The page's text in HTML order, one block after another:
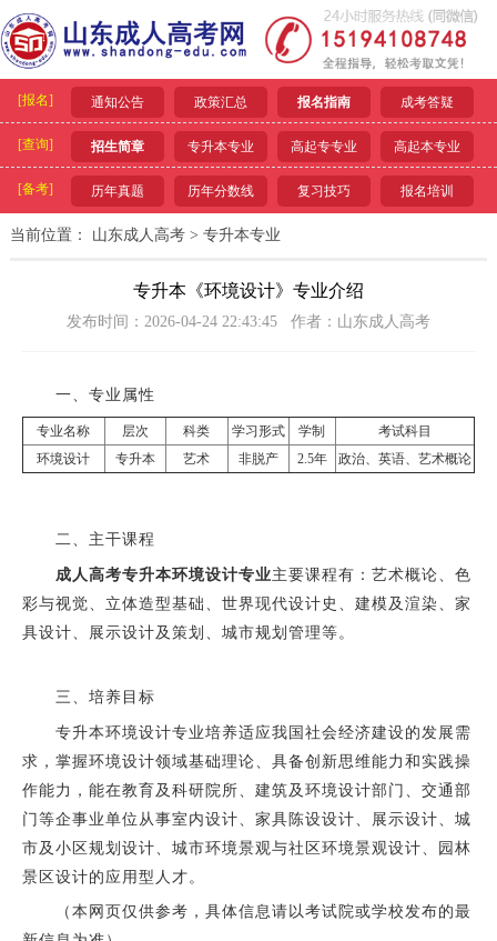
[报名] 通知公告 政策汇总 报名指南 成考答疑
[查询] 招生简章 专升本专业 高起专专业 高起本专业
[备考] 历年真题 历年分数线 复习技巧 报名培训
当前位置： 山东成人高考> 专升本专业
专升本《环境设计》专业介绍
发布时间：2026-04-24 22:43:45 作者：山东成人高考
一、专业属性
专业名称 层次 科类 学习形式 学制
考试科目
环境设计
专升本 艺术 非脱产 2.5年 政治、英语、艺术概论
二、主干课程
成人高考专升本环境设计专业主要课程有：艺术概论、色
彩与视觉、立体造型基础、世界现代设计史、建模及渲染、家
具设计、展示设计及策划、城市规划管理等。
三、培养目标
专升本环境设计专业培养适应我国社会经济建设的发展需
求，掌握环境设计领域基础理论、具备创新思维能力和实践操
作能力，能在教育及科研院所、建筑及环境设计部门、交通部
门等企事业单位从事室内设计、家具陈设设计、展示设计、城
市及小区规划设计、城市环境景观与社区环境景观设计、园林
景区设计的应用型人才。
（本网页仅供参考，具体信息请以考试院或学校发布的最